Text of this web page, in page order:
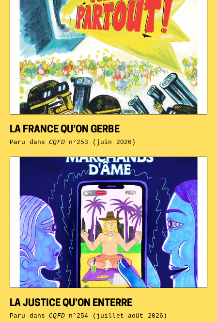
LA JUSTICE QU’ON ENTERRE
Paru dansCQFDn°254 (juillet-août 2026)
LA FRANCE QU’ON GERBE
Paru dansCQFDn°253 (juin 2026)